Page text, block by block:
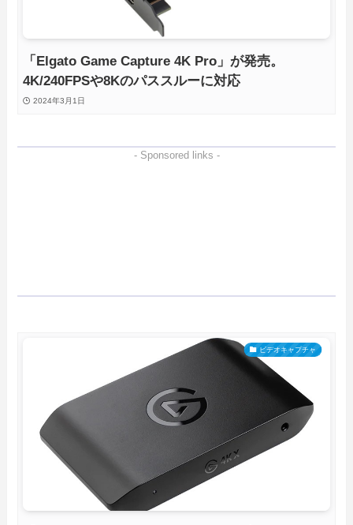
「Elgato Game Capture 4K Pro」が発売。
4K/240FPSや8Kのパススルーに対応
2024年3月1日
- Sponsored links -
ビデオキャプチャ